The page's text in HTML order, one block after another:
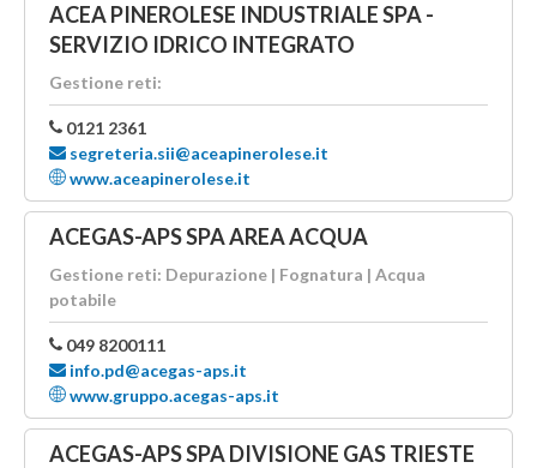
ACEA PINEROLESE INDUSTRIALE SPA -
SERVIZIO IDRICO INTEGRATO
Gestione reti:
0121 2361
segreteria.sii@aceapinerolese.it
www.aceapinerolese.it
ACEGAS-APS SPA AREA ACQUA
Gestione reti: Depurazione | Fognatura | Acqua
potabile
049 8200111
info.pd@acegas-aps.it
www.gruppo.acegas-aps.it
ACEGAS-APS SPA DIVISIONE GAS TRIESTE